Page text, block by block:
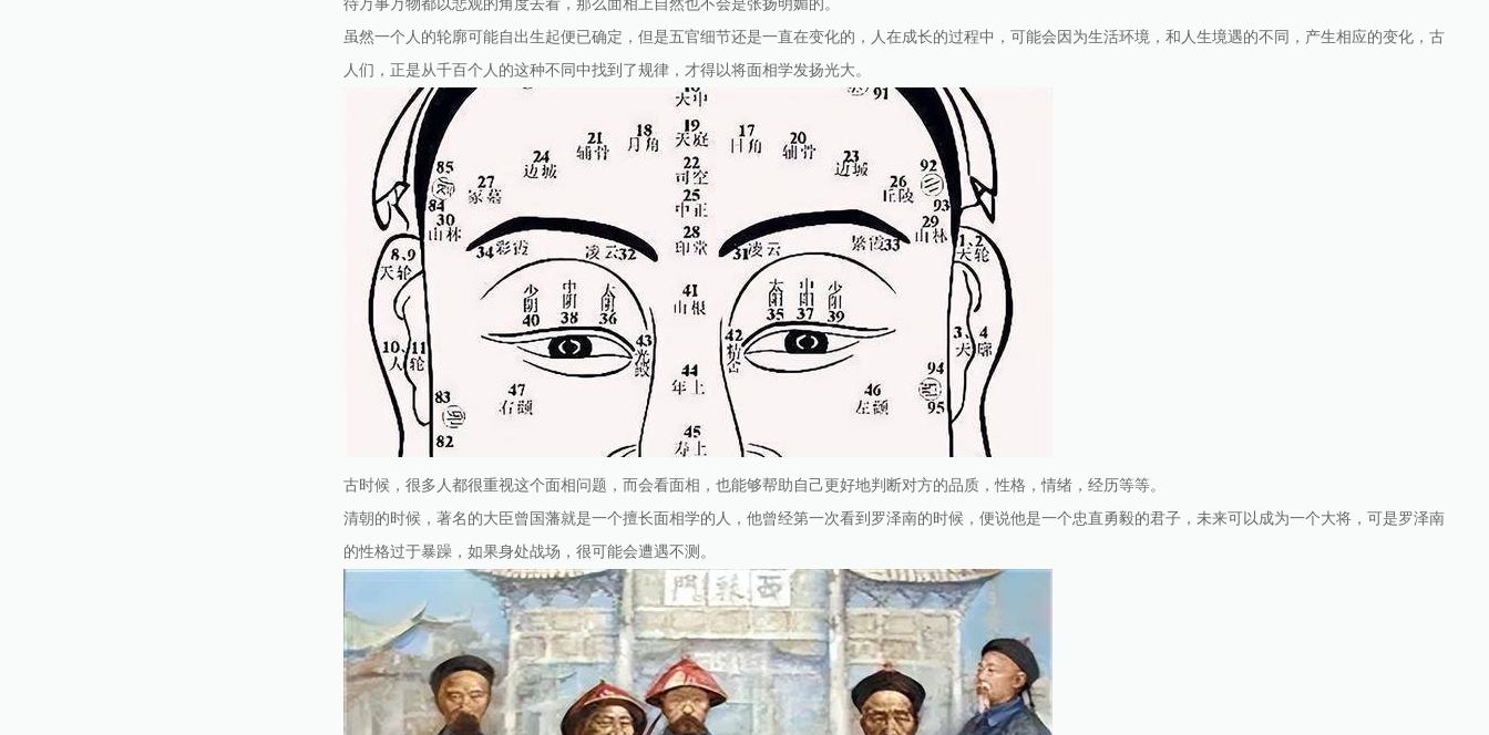
待万事万物都以悲观的角度去看，那么面相上自然也不会是张扬明媚的。
虽然一个人的轮廓可能自出生起便已确定，但是五官细节还是一直在变化的，人在成长的过程中，可能会因为生活环境，和人生境遇的不同，产生相应的变化，古
人们，正是从千百个人的这种不同中找到了规律，才得以将面相学发扬光大。
古时候，很多人都很重视这个面相问题，而会看面相，也能够帮助自己更好地判断对方的品质，性格，情绪，经历等等。
清朝的时候，著名的大臣曾国藩就是一个擅长面相学的人，他曾经第一次看到罗泽南的时候，便说他是一个忠直勇毅的君子，未来可以成为一个大将，可是罗泽南
的性格过于暴躁，如果身处战场，很可能会遭遇不测。